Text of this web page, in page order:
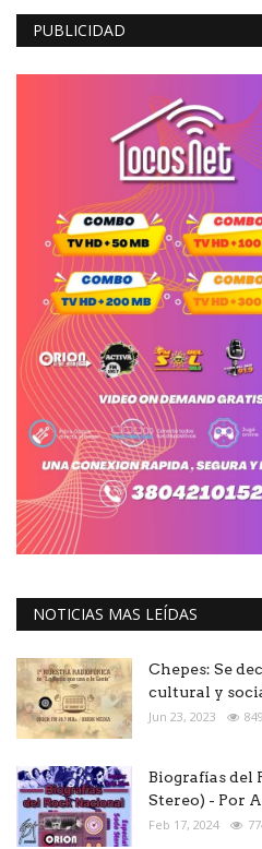
PUBLICIDAD
NOTICIAS MAS LEÍDAS
Chepes: Se
cultural y
Jun 23, 2023
Biografías del
Stereo) - Por
Feb 17, 2024